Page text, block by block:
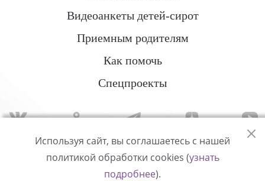
Видеоанкеты детей-сирот
Приемным родителям
Как помочь
Спецпроекты
Политика конфиденциальности
Используя сайт, вы соглашаетесь с нашей
политикой обработки cookies (узнать
подробнее).